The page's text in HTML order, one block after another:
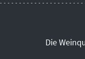
Die